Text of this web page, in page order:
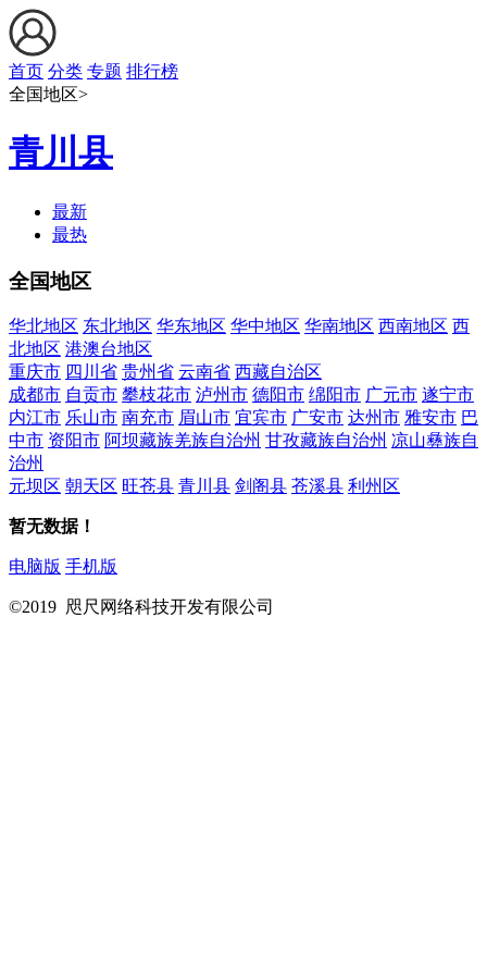
首页 分类 专题 排行榜
全国地区>
青川县
最新
最热
全国地区
华北地区 东北地区 华东地区 华中地区 华南地区 西南地区 西
北地区 港澳台地区
重庆市 四川省 贵州省 云南省 西藏自治区
成都市 自贡市 攀枝花市 泸州市 德阳市 绵阳市 广元市 遂宁市
内江市 乐山市 南充市 眉山市 宜宾市 广安市 达州市 雅安市 巴
中市 资阳市 阿坝藏族羌族自治州 甘孜藏族自治州 凉山彝族自
治州
元坝区 朝天区 旺苍县 青川县 剑阁县 苍溪县 利州区
暂无数据！
电脑版 手机版
©2019 咫尺网络科技开发有限公司